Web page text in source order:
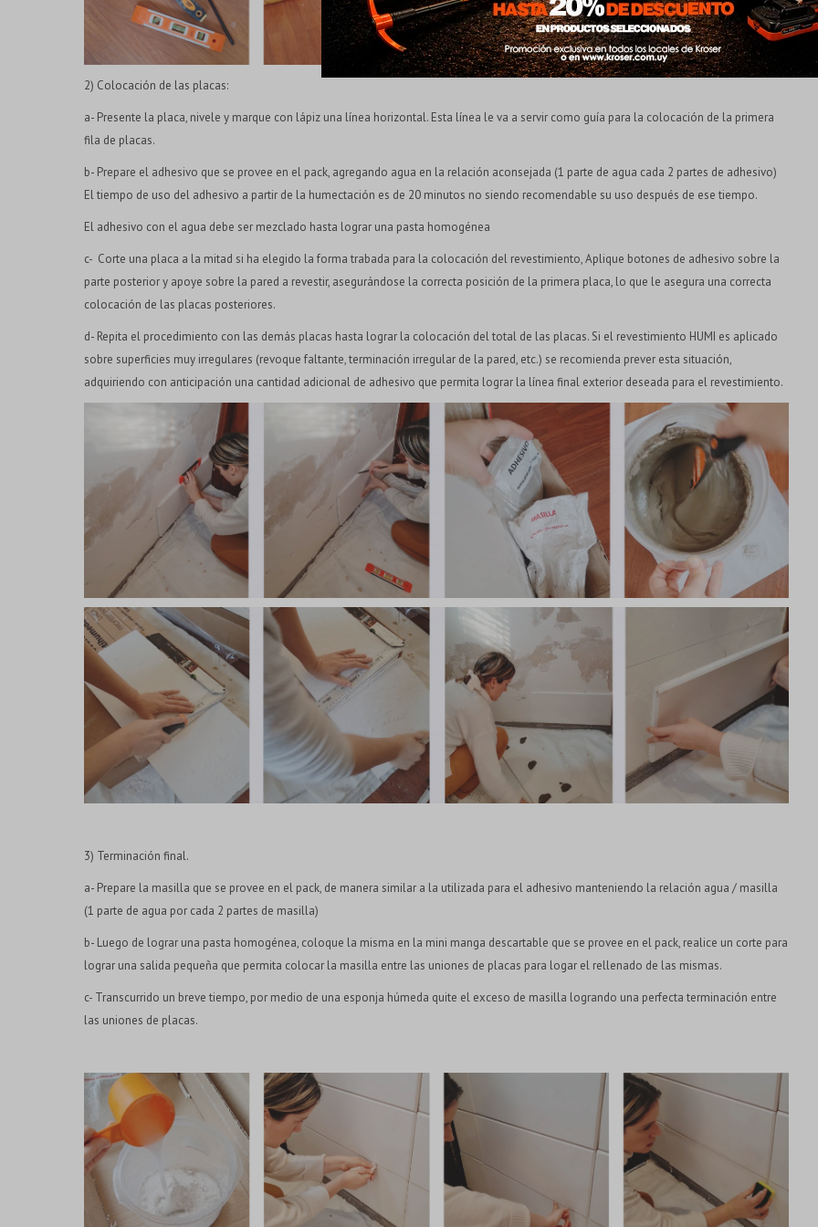
2) Colocación de las placas:
a- Presente la placa, nivele y marque con lápiz una línea horizontal. Esta línea le va a servir como guía para la colocación de la primera
fila de placas.
b- Prepare el adhesivo que se provee en el pack, agregando agua en la relación aconsejada (1 parte de agua cada 2 partes de adhesivo)
El tiempo de uso del adhesivo a partir de la humectación es de 20 minutos no siendo recomendable su uso después de ese tiempo.
El adhesivo con el agua debe ser mezclado hasta lograr una pasta homogénea
c- Corte una placa a la mitad si ha elegido la forma trabada para la colocación del revestimiento, Aplique botones de adhesivo sobre la
parte posterior y apoye sobre la pared a revestir, asegurándose la correcta posición de la primera placa, lo que le asegura una correcta
colocación de las placas posteriores.
d- Repita el procedimiento con las demás placas hasta lograr la colocación del total de las placas. Si el revestimiento HUMI es aplicado
sobre superficies muy irregulares (revoque faltante, terminación irregular de la pared, etc.) se recomienda prever esta situación,
adquiriendo con anticipación una cantidad adicional de adhesivo que permita lograr la línea final exterior deseada para el revestimiento.
3) Terminación final.
a- Prepare la masilla que se provee en el pack, de manera similar a la utilizada para el adhesivo manteniendo la relación agua / masilla
(1 parte de agua por cada 2 partes de masilla)
b- Luego de lograr una pasta homogénea, coloque la misma en la mini manga descartable que se provee en el pack, realice un corte para
lograr una salida pequeña que permita colocar la masilla entre las uniones de placas para logar el rellenado de las mismas.
c- Transcurrido un breve tiempo, por medio de una esponja húmeda quite el exceso de masilla logrando una perfecta terminación entre
las uniones de placas.
Día Mes Año
Continuar
* sujeto a aprobación crediticia. El monto disponible
puede variar por comercio